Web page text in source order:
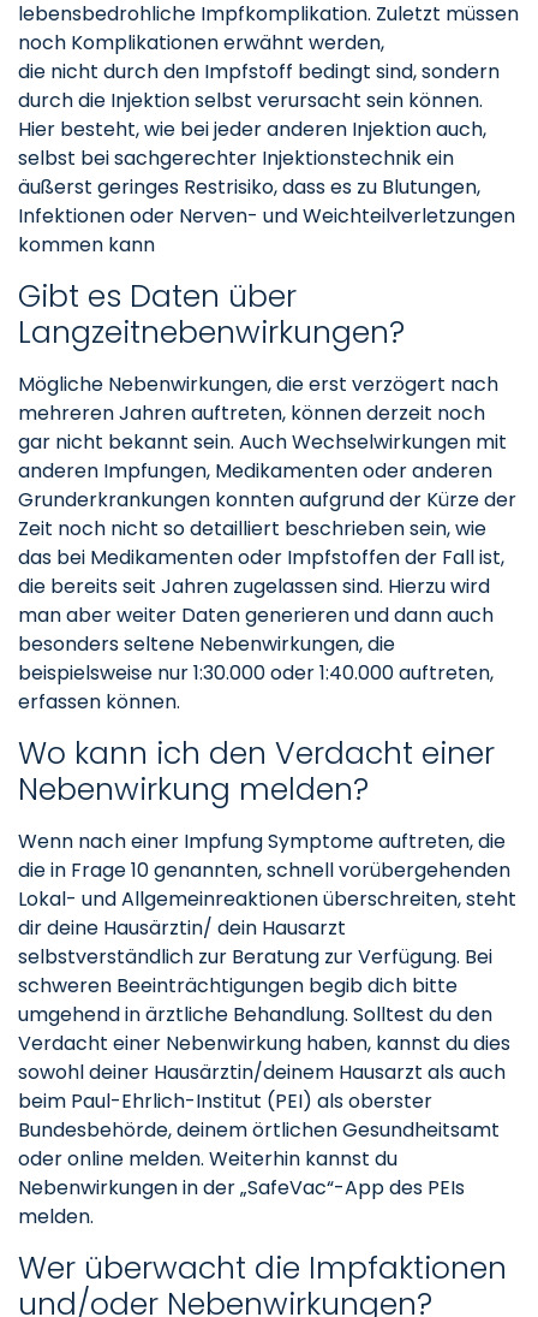
lebensbedrohliche Impfkomplikation. Zuletzt müssen
noch Komplikationen erwähnt werden,
die nicht durch den Impfstoff bedingt sind, sondern
durch die Injektion selbst verursacht sein können.
Hier besteht, wie bei jeder anderen Injektion auch,
selbst bei sachgerechter Injektionstechnik ein
äußerst geringes Restrisiko, dass es zu Blutungen,
Infektionen oder Nerven- und Weichteilverletzungen
kommen kann
Gibt es Daten über
Langzeitnebenwirkungen?
Mögliche Nebenwirkungen, die erst verzögert nach
mehreren Jahren auftreten, können derzeit noch
gar nicht bekannt sein. Auch Wechselwirkungen mit
anderen Impfungen, Medikamenten oder anderen
Grunderkrankungen konnten aufgrund der Kürze der
Zeit noch nicht so detailliert beschrieben sein, wie
das bei Medikamenten oder Impfstoffen der Fall ist,
die bereits seit Jahren zugelassen sind. Hierzu wird
man aber weiter Daten generieren und dann auch
besonders seltene Nebenwirkungen, die
beispielsweise nur 1:30.000 oder 1:40.000 auftreten,
erfassen können.
Wo kann ich den Verdacht einer
Nebenwirkung melden?
Wenn nach einer Impfung Symptome auftreten, die
die in Frage 10 genannten, schnell vorübergehenden
Lokal- und Allgemeinreaktionen überschreiten, steht
dir deine Hausärztin/ dein Hausarzt
selbstverständlich zur Beratung zur Verfügung. Bei
schweren Beeinträchtigungen begib dich bitte
umgehend in ärztliche Behandlung. Solltest du den
Verdacht einer Nebenwirkung haben, kannst du dies
sowohl deiner Hausärztin/deinem Hausarzt als auch
beim Paul-Ehrlich-Institut (PEI) als oberster
Bundesbehörde, deinem örtlichen Gesundheitsamt
oder online melden. Weiterhin kannst du
Nebenwirkungen in der „SafeVac“-App des PEIs
melden.
Wer überwacht die Impfaktionen
und/oder Nebenwirkungen?